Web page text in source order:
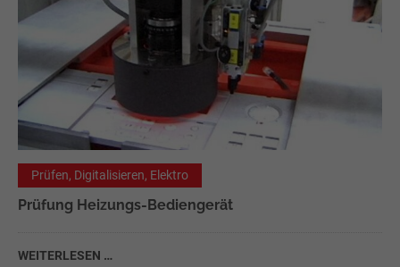
Prüfen, Digitalisieren, Elektro
Prüfung Heizungs-Bediengerät
WEITERLESEN …